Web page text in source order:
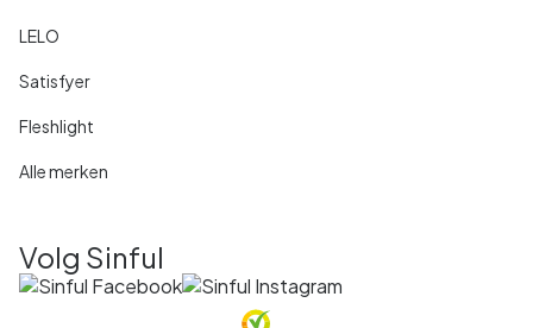
LELO
Satisfyer
Fleshlight
Alle merken
Volg Sinful